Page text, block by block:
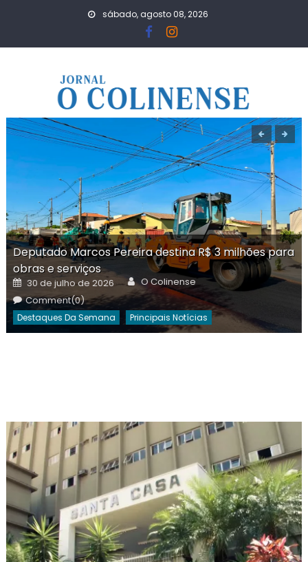
sábado, agosto 08, 2026
Deputado Marcos Pereira destina R$ 3 milhões para
obras e serviços
Posted
on
30 de julho de 2026 Author
O Colinense
Comment(0)
Destaques Da Semana Principais Notícias